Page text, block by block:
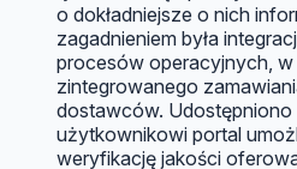
o dokładniejsze o nich
zagadnieniem była
procesów operacyjnych,
zintegrowanego
dostawców.
użytkownikowi portal
weryfikację jakości